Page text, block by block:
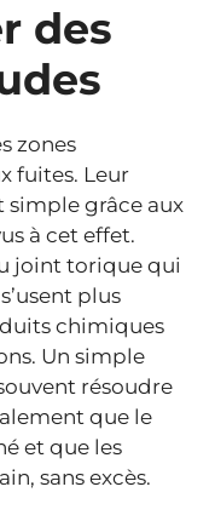
des
zones
fuites. Leur
grâce aux
à cet effet.
joint torique qui
plus
chimiques
Un simple
résoudre
que le
et que les
sans excès.